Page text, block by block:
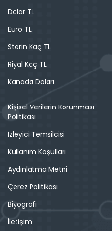
Dolar TL
Euro TL
Sterin Kaç TL
Riyal Kaç TL
Kanada Doları
Kişisel Verilerin Korunması
Politikası
İzleyici Temsilcisi
Kullanım Koşulları
Aydınlatma Metni
Çerez Politikası
Biyografi
İletişim